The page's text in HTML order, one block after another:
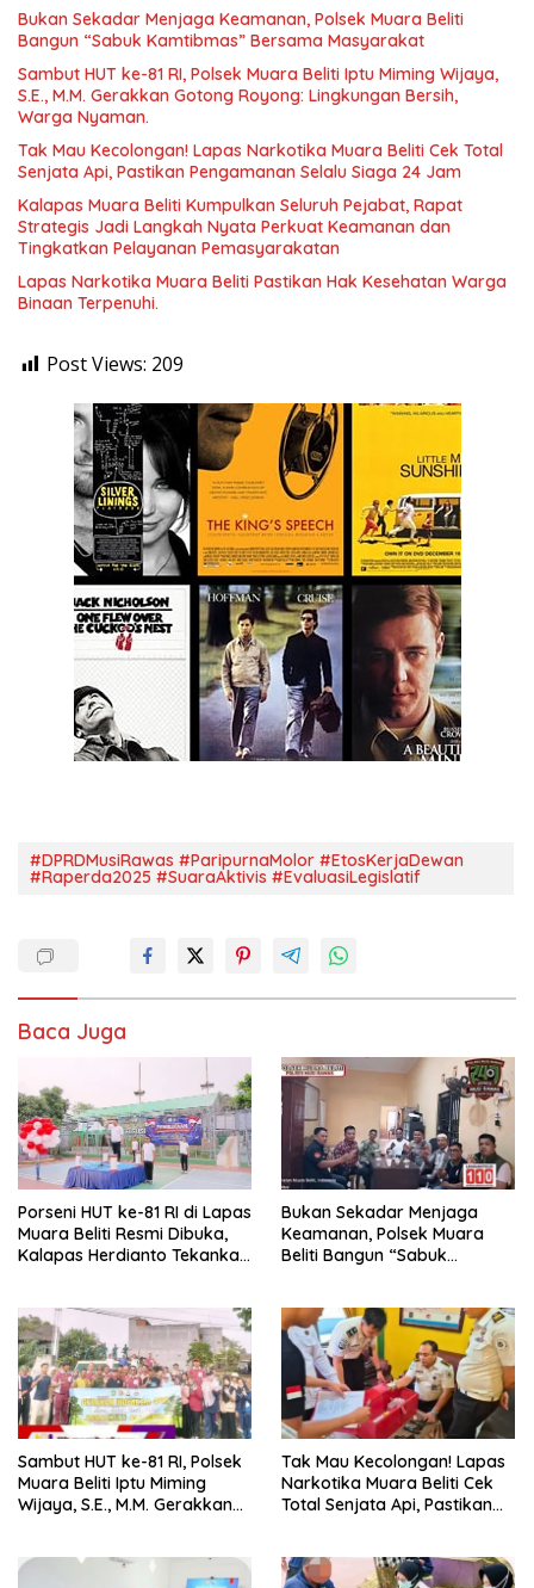
Bukan Sekadar Menjaga Keamanan, Polsek Muara Beliti
Bangun “Sabuk Kamtibmas” Bersama Masyarakat
Sambut HUT ke-81 RI, Polsek Muara Beliti Iptu Miming Wijaya,
S.E., M.M. Gerakkan Gotong Royong: Lingkungan Bersih,
Warga Nyaman.
Tak Mau Kecolongan! Lapas Narkotika Muara Beliti Cek Total
Senjata Api, Pastikan Pengamanan Selalu Siaga 24 Jam
Kalapas Muara Beliti Kumpulkan Seluruh Pejabat, Rapat
Strategis Jadi Langkah Nyata Perkuat Keamanan dan
Tingkatkan Pelayanan Pemasyarakatan
Lapas Narkotika Muara Beliti Pastikan Hak Kesehatan Warga
Binaan Terpenuhi.
Post Views: 209
#DPRDMusiRawas #ParipurnaMolor #EtosKerjaDewan
#Raperda2025 #SuaraAktivis #EvaluasiLegislatif
Baca Juga
Porseni HUT ke-81 RI di Lapas
Muara Beliti Resmi Dibuka,
Kalapas Herdianto Tekankan
Bukan Sekadar Menjaga
Keamanan, Polsek Muara
Beliti Bangun “Sabuk
Sambut HUT ke-81 RI, Polsek
Muara Beliti Iptu Miming
Wijaya, S.E., M.M. Gerakkan
Tak Mau Kecolongan! Lapas
Narkotika Muara Beliti Cek
Total Senjata Api, Pastikan